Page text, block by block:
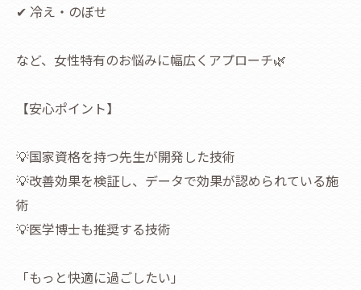
✔ 冷え・のぼせ
など、女性特有のお悩みに幅広くアプローチ🌿
【安心ポイント】
💡国家資格を持つ先生が開発した技術
💡改善効果を検証し、データで効果が認められている施
術
💡医学博士も推奨する技術
「もっと快適に過ごしたい」